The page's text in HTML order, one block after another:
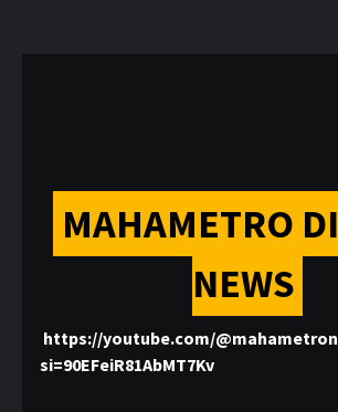
MAHAMETRO
NEWS
https://youtube.com/
si=90EFeiR81AbMT7Kv